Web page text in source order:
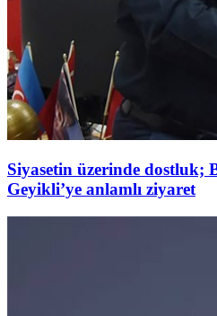
Siyasetin üzerinde dostluk;
Geyikli’ye anlamlı ziyaret